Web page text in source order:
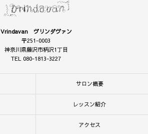
Vrindavan ヴリンダヴァン
〒251-0003
神奈川県藤沢市柄沢1丁目
TEL 080-1813-3227
サロン概要
レッスン紹介
アクセス